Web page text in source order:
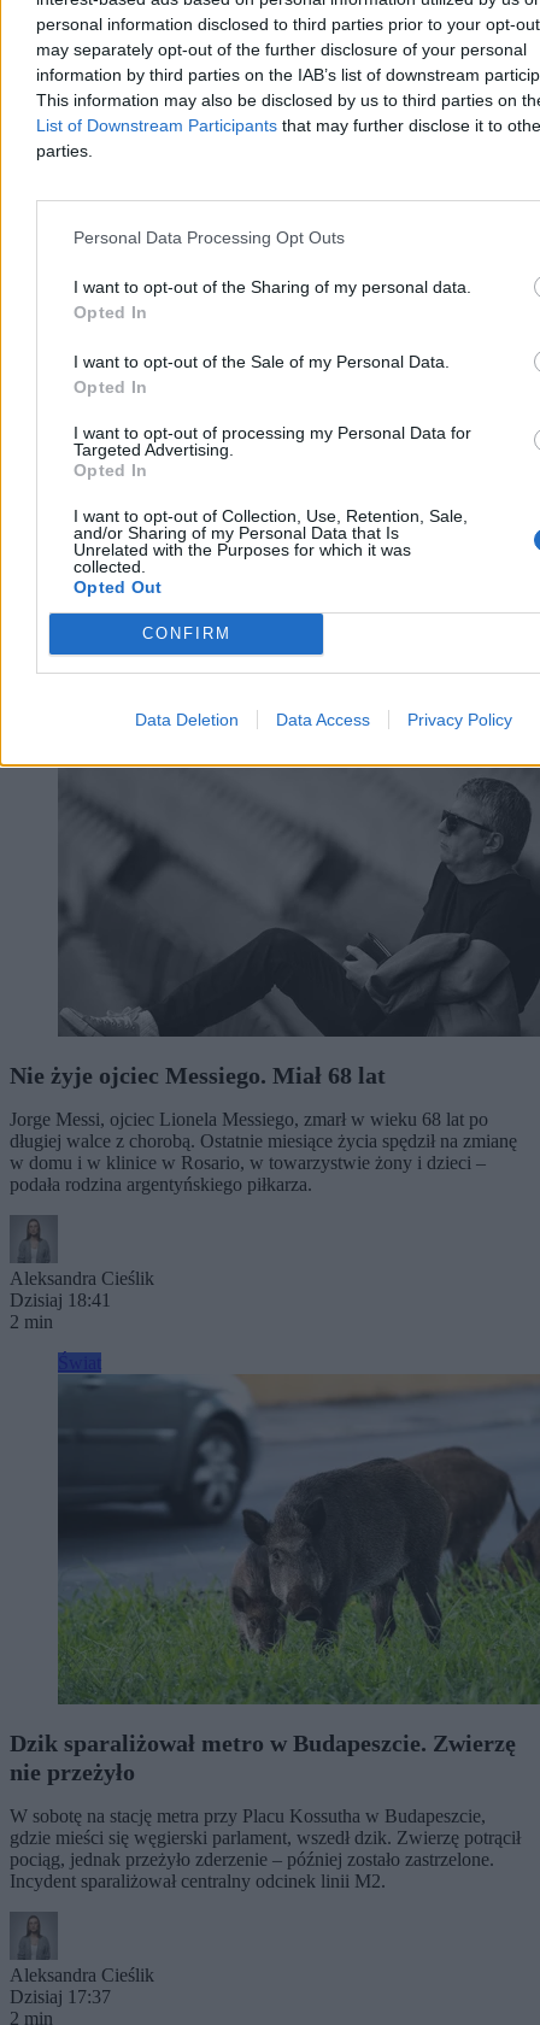
personal information disclosed to third parties prior to your opt-
may separately opt-out of the further disclosure of your personal
information by third parties on the IAB’s list of downstream
This information may also be disclosed by us to third parties on
List of Downstream Participants that may further disclose it to
parties.
Personal Data Processing Opt Outs
I want to opt-out of the Sharing of my personal data.
Opted In
I want to opt-out of the Sale of my Personal Data.
Opted In
I want to opt-out of processing my Personal Data for
Targeted Advertising.
Opted In
I want to opt-out of Collection, Use, Retention, Sale,
and/or Sharing of my Personal Data that Is
Unrelated with the Purposes for which it was
collected.
Opted Out
CONFIRM
Data Deletion Data Access Privacy Policy
Ranking europejskich wywiadów. Polska w
pierwszej dziesiątce
Wielka Brytania ma najlepszy wywiad w Europie, a Polska znalazła
się na dziewiątym miejscu – wynika z rankingu francuskiego
magazynu „L'Express”. Zestawienie powstało na podstawie ocen 60
Holandia i Ukraina.
Aleksandra Cieślik
Dzisiaj 20:34
Reklama
Nie żyje ojciec Messiego. Miał 68 lat
Jorge Messi, ojciec Lionela Messiego, zmarł w wieku 68 lat po
długiej walce z chorobą. Ostatnie miesiące życia spędził na zmianę
w domu i w klinice w Rosario, w towarzystwie żony i dzieci –
podała rodzina argentyńskiego piłkarza.
Aleksandra Cieślik
Dzisiaj 18:41
2 min
Dzik sparaliżował metro w Budapeszcie. Zwierzę
nie przeżyło
W sobotę na stację metra przy Placu Kossutha w Budapeszcie,
gdzie mieści się węgierski parlament, wszedł dzik. Zwierzę potrącił
pociąg, jednak przeżyło zderzenie – później zostało zastrzelone.
Incydent sparaliżował centralny odcinek linii M2.
Aleksandra Cieślik
Dzisiaj 17:37
2 min